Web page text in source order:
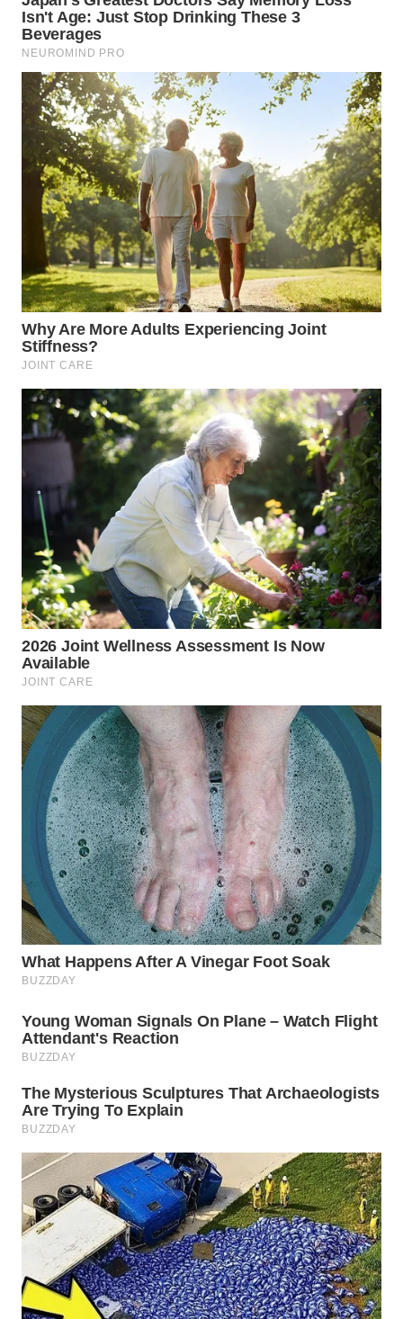
KARO
WN
SIMALUNGUN
WN
LABUHANBATU
WN
TAPANULI
TENGAH
WN DELI
SERDANG
WN
TEBING
TINGGI
WN
PAKPAK
WN
KARAWANG
WN
BEKASI
WN
BOGOR
WN
DEPOK
WN
TAPANULI
UTARA
WN
SAMOSIR
WN
PADANG
LAWAS
SUMEDANG
CIANJUR
KEPULAUAN
SERIBU
TANGERANG
WN
BINJAI